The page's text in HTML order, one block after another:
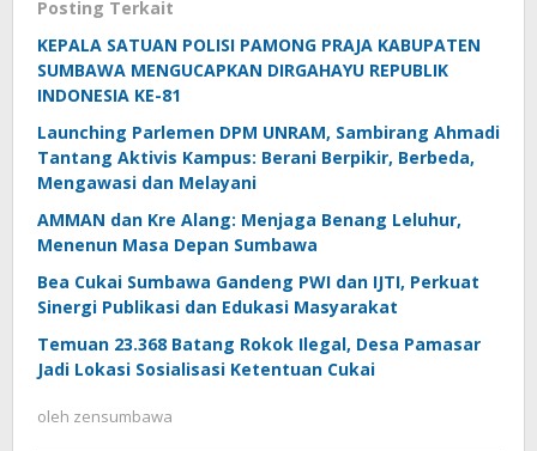
Posting Terkait
KEPALA SATUAN POLISI PAMONG PRAJA KABUPATEN
SUMBAWA MENGUCAPKAN DIRGAHAYU REPUBLIK
INDONESIA KE-81
Launching Parlemen DPM UNRAM, Sambirang Ahmadi
Tantang Aktivis Kampus: Berani Berpikir, Berbeda,
Mengawasi dan Melayani
AMMAN dan Kre Alang: Menjaga Benang Leluhur,
Menenun Masa Depan Sumbawa
Bea Cukai Sumbawa Gandeng PWI dan IJTI, Perkuat
Sinergi Publikasi dan Edukasi Masyarakat
Temuan 23.368 Batang Rokok Ilegal, Desa Pamasar
Jadi Lokasi Sosialisasi Ketentuan Cukai
oleh zensumbawa